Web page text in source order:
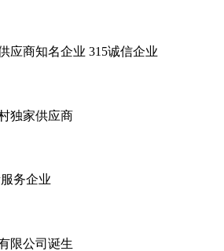
应商知名企业 315诚信企业
独家供应商
务企业
限公司诞生